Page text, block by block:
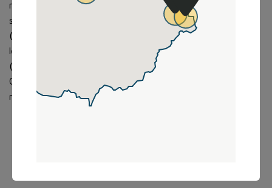
mastných kyselin), pekařské droždí, glukózo-fruktózový
sirup, jedlá sůl, aroma, SOJOVÁ MOUKA, konzervant
(propionát vápenatý 0.1%). ALERGENY Obiloviny obsahující
lepek,Sójové boby a výrobky z nich,Mléko a výrobky z něj
(včetně laktózy),Skořápkové plody a výrobky z nich, MŮŽE
OBSAHOVAT: Jádra podzemnice olejné (arašídy) a výrobky z
nich